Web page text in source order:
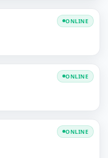
ONLINE
ONLINE
ONLINE